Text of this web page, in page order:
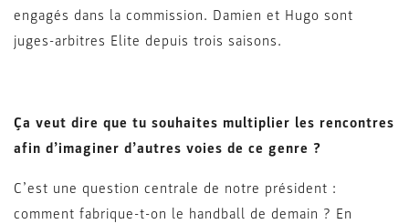
engagés dans la commission. Damien et Hugo sont
juges-arbitres Elite depuis trois saisons.
Ça veut dire que tu souhaites multiplier les rencontres
afin d’imaginer d’autres voies de ce genre ?
C’est une question centrale de notre président :
comment fabrique-t-on le handball de demain ? En